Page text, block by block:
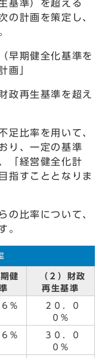
基準）を超える
の計画を策定し、
期健全化基準を
画」
再生基準を超え
足比率を用いて、
り、一定の基準
「経営健全化計
指すこととなりま
の比率について、
。
健
（２）財政
再生基準
％
２０．０
０％
％
３０．０
０％